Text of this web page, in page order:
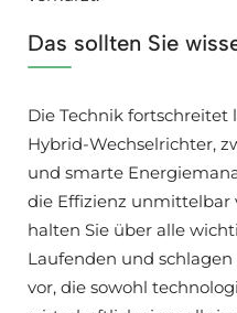
Das sollten Sie
Die Technik
Hybrid-Wechselrichter,
und smarte
die Effizienz
halten Sie über alle
Laufenden und
vor, die sowohl